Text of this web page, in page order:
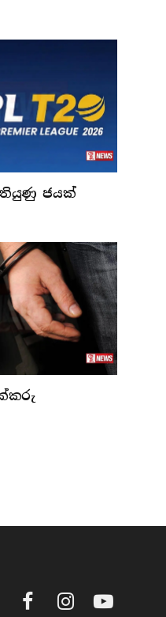
ජයක්
FacebookInstagramYouTube